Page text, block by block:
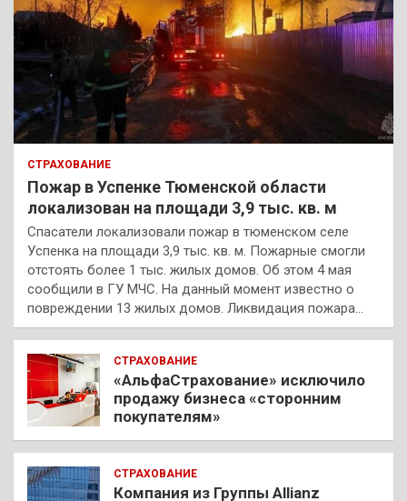
СТРАХОВАНИЕ
Пожар в Успенке Тюменской области
локализован на площади 3,9 тыс. кв. м
Спасатели локализовали пожар в тюменском селе
Успенка на площади 3,9 тыс. кв. м. Пожарные смогли
отстоять более 1 тыс. жилых домов. Об этом 4 мая
сообщили в ГУ МЧС. На данный момент известно о
повреждении 13 жилых домов. Ликвидация пожара…
СТРАХОВАНИЕ
«АльфаСтрахование» исключило
продажу бизнеса «сторонним
покупателям»
СТРАХОВАНИЕ
Компания из Группы Allianz